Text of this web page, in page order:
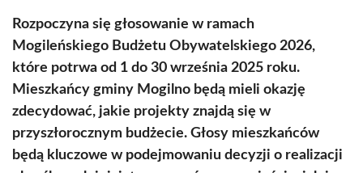
Rozpoczyna się głosowanie w ramach
Mogileńskiego Budżetu Obywatelskiego 2026,
które potrwa od 1 do 30 września 2025 roku.
Mieszkańcy gminy Mogilno będą mieli okazję
zdecydować, jakie projekty znajdą się w
przyszłorocznym budżecie. Głosy mieszkańców
będą kluczowe w podejmowaniu decyzji o realizacji